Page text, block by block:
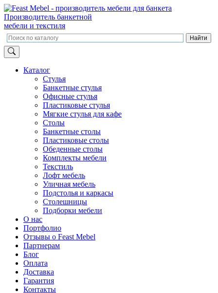
Производитель банкетной
мебели и текстиля
Каталог
Стулья
Банкетные стулья
Офисные стулья
Пластиковые стулья
Мягкие стулья для кафе
Столы
Банкетные столы
Пластиковые столы
Обеденные столы
Комплекты мебели
Текстиль
Лофт мебель
Уличная мебель
Подстолья и каркасы
Столешницы
Подборки мебели
О нас
Портфолио
Отзывы о Feast Mebel
Партнерам
Блог
Оплата
Доставка
Гарантия
Контакты